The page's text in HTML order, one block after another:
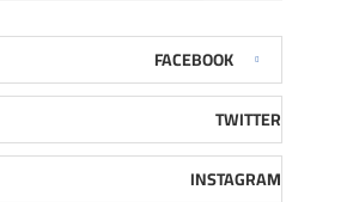
FACEBOOK
TWITTER
INSTAGRAM